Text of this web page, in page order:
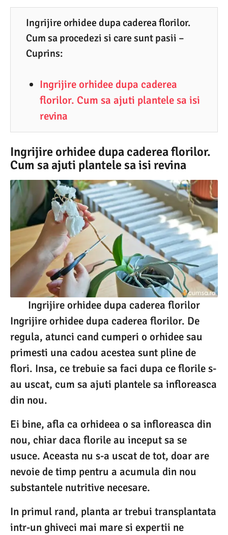
.
Ingrijire orhidee dupa caderea florilor.
Cum sa procedezi si care sunt pasii –
Cuprins:
Ingrijire orhidee dupa caderea
florilor. Cum sa ajuti plantele sa isi
revina
Ingrijire orhidee dupa caderea florilor.
Cum sa ajuti plantele sa isi revina
Ingrijire orhidee dupa caderea florilor
Ingrijire orhidee dupa caderea florilor. De
regula, atunci cand cumperi o orhidee sau
primesti una cadou acestea sunt pline de
flori. Insa, ce trebuie sa faci dupa ce florile s-
au uscat, cum sa ajuti plantele sa infloreasca
din nou.
Ei bine, afla ca orhideea o sa infloreasca din
nou, chiar daca florile au inceput sa se
usuce. Aceasta nu s-a uscat de tot, doar are
nevoie de timp pentru a acumula din nou
substantele nutritive necesare.
In primul rand, planta ar trebui transplantata
intr-un ghiveci mai mare si expertii ne